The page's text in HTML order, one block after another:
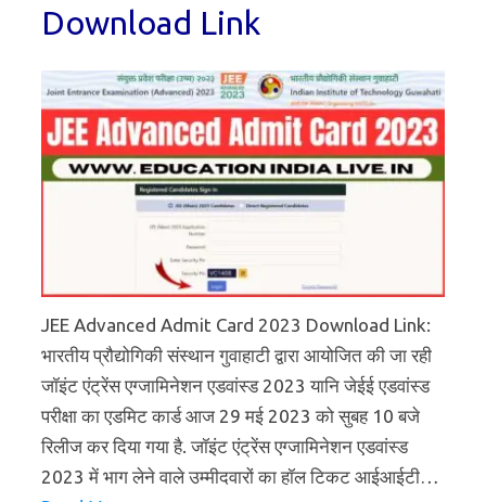
Download Link
JEE Advanced Admit Card 2023 Download Link:
भारतीय प्रौद्योगिकी संस्थान गुवाहाटी द्वारा आयोजित की जा रही
जॉइंट एंट्रेंस एग्जामिनेशन एडवांस्ड 2023 यानि जेईई एडवांस्ड
परीक्षा का एडमिट कार्ड आज 29 मई 2023 को सुबह 10 बजे
रिलीज कर दिया गया है. जॉइंट एंट्रेंस एग्जामिनेशन एडवांस्ड
2023 में भाग लेने वाले उम्मीदवारों का हॉल टिकट आईआईटी…